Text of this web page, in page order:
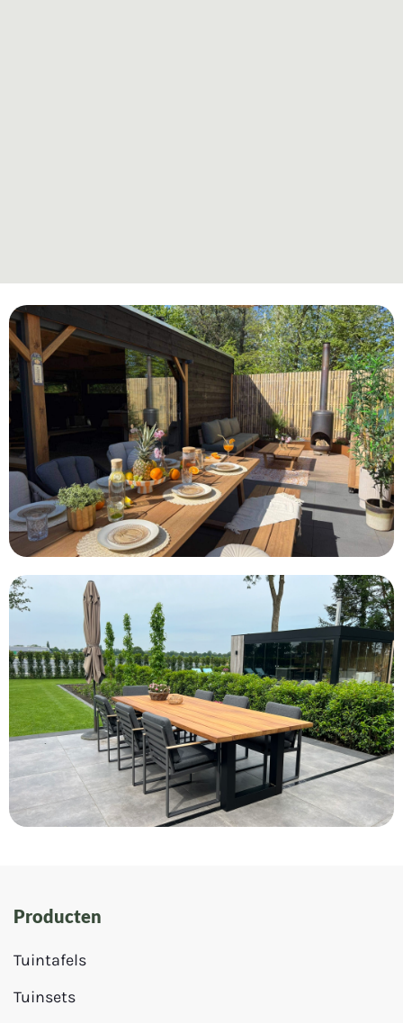
Neem een kijkje bij onze klanten thuis voor inspiratie!
Klik hier
Met onze hardhouten tafel ga je voor een duurzame en
verantwoorde keuze!
Naar Iroko Stel zelf samen
Producten
Tuintafels
Tuinsets